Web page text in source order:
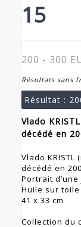
15
200 - 300
Résultats sans
Résultat :
Vlado
décédé en
Vlado
décédé en
Portrait
Huile sur toile
41 x 33 cm
Collection du